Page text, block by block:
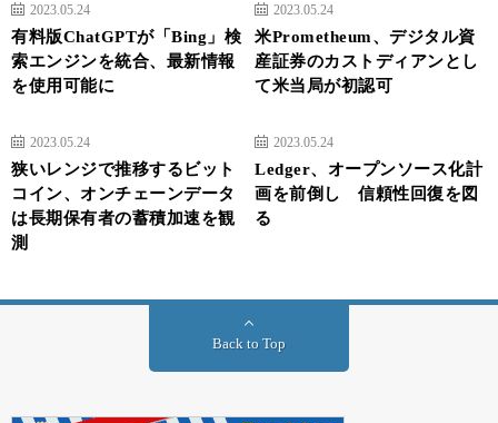
2023.05.24
有料版ChatGPTが「Bing」検
索エンジンを統合、最新情報
を使用可能に
2023.05.24
米Prometheum、デジタル資
産証券のカストディアンとし
て米当局が初認可
2023.05.24
狭いレンジで推移するビット
コイン、オンチェーンデータ
は長期保有者の蓄積加速を観
測
2023.05.24
Ledger、オープンソース化計
画を前倒し 信頼性回復を図
る
Back to Top